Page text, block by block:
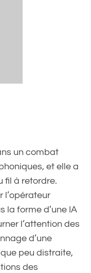
un combat
et elle a
fil à retordre.
l’opérateur
la forme d’une IA
l’attention des
d’une
peu distraite,
des